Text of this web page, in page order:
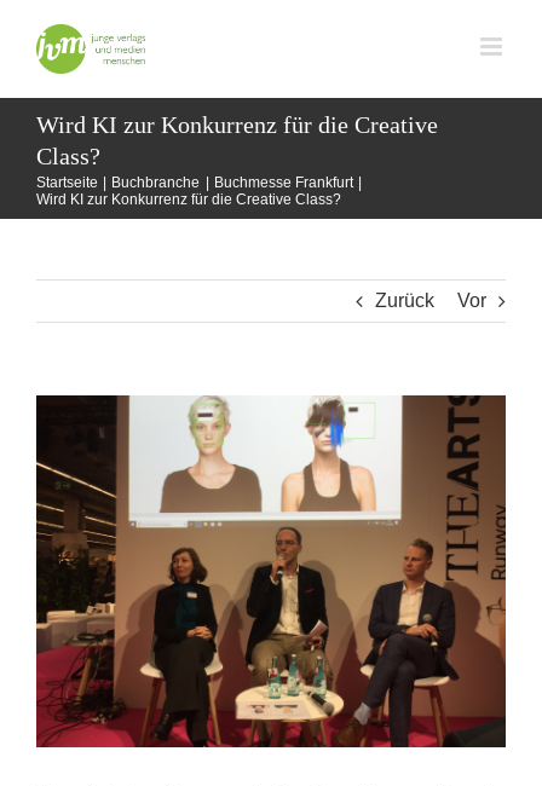
Inhalt
springen
Wird KI zur Konkurrenz für die Creative
Class?
Startseite Buchbranche
Buchmesse Frankfurt
Wird KI zur Konkurrenz für die Creative Class?
Zurück Vor
grösseres
Bild